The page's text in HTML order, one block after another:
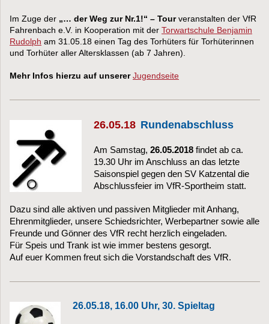
Im Zuge der „… der Weg zur Nr.1!“ – Tourveranstalten der VfR
Fahrenbach e.V. in Kooperation mit der Torwartschule Benjamin
Rudolph am 31.05.18 einen Tag des Torhüters für Torhüterinnen
und Torhüter aller Altersklassen (ab 7 Jahren).
Mehr Infos hierzu auf unserer Jugendseite
26.05.18 Rundenabschluss
Am Samstag, 26.05.2018 findet ab ca.
19.30 Uhr im Anschluss an das letzte
Saisonspiel gegen den SV Katzental die
Abschlussfeier im VfR-Sportheim statt.
Dazu sind alle aktiven und passiven Mitglieder mit Anhang,
Ehrenmitglieder, unsere Schiedsrichter, Werbepartner sowie alle
Freunde und Gönner des VfR recht herzlich eingeladen.
Für Speis und Trank ist wie immer bestens gesorgt.
Auf euer Kommen freut sich die Vorstandschaft des VfR.
26.05.18, 16.00 Uhr, 30. Spieltag